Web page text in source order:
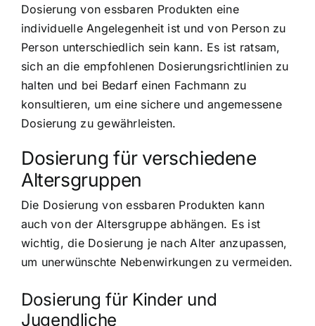
Dosierung von essbaren Produkten eine
individuelle Angelegenheit ist und von Person zu
Person unterschiedlich sein kann. Es ist ratsam,
sich an die empfohlenen Dosierungsrichtlinien zu
halten und bei Bedarf einen Fachmann zu
konsultieren, um eine sichere und angemessene
Dosierung zu gewährleisten.
Dosierung für verschiedene
Altersgruppen
Die Dosierung von essbaren Produkten kann
auch von der Altersgruppe abhängen. Es ist
wichtig, die Dosierung je nach Alter anzupassen,
um unerwünschte Nebenwirkungen zu vermeiden.
Dosierung für Kinder und
Jugendliche